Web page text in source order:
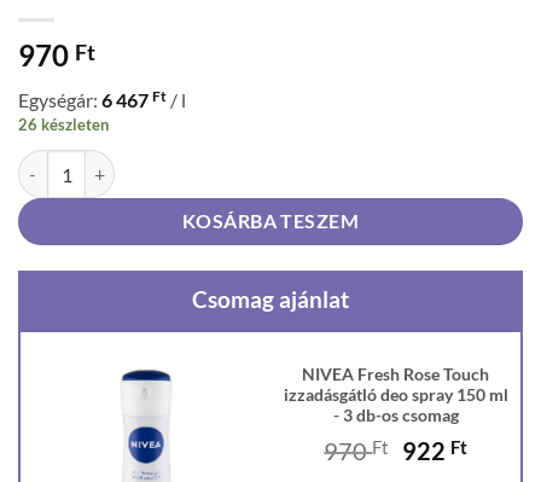
970 Ft
Egységár: 6 467 Ft / l
26 készleten
NIVEA Fresh Rose Touch izzadásgátló deo spray 150 ml mennyiség
KOSÁRBA TESZEM
Csomag ajánlat
NIVEA Fresh Rose Touch
izzadásgátló deo spray 150 ml
- 3 db-os csomag
970Ft
Original
922 Ft